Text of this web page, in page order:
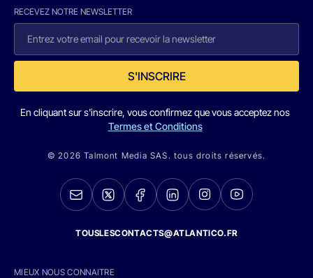
RECEVEZ NOTRE NEWSLETTER
S'INSCRIRE
En cliquant sur s'inscrire, vous confirmez que vous acceptez nos
Termes et Conditions
© 2026 Talmont Media SAS. tous droits réservés.
TOUSLESCONTACTS@ATLANTICO.FR
MIEUX NOUS CONNAITRE